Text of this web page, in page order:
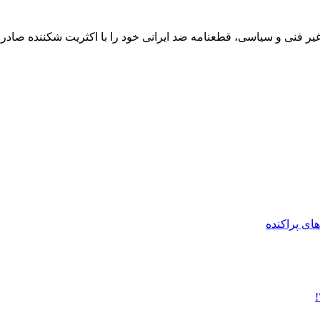
فنی و سیاسی، قطعنامه ضد ایرانی خود را با اکثریت شکننده